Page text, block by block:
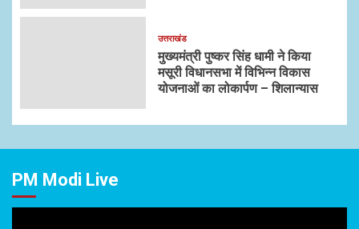
उत्तराखंड
मुख्यमंत्री पुष्कर सिंह धामी ने किया
मसूरी विधानसभा में विभिन्न विकास
योजनाओं का लोकार्पण – शिलान्यास
PM Modi Live